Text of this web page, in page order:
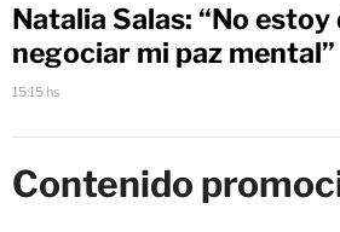
Natalia Salas: “No
negociar mi paz mental”
15:15 hs
Contenido